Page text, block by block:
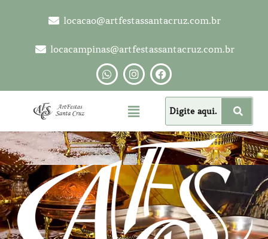
locacao@artfestassantacruz.com.br
locacampinas@artfestassantacruz.com.br